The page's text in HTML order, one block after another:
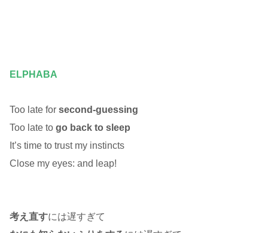
ELPHABA
Too late for second-guessing
Too late to go back to sleep
It’s time to trust my instincts
Close my eyes: and leap!
考え直すには遅すぎて